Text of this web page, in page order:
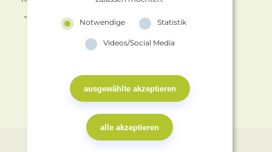
Download Flyer
Notwendige Statistik
Videos/Social Media